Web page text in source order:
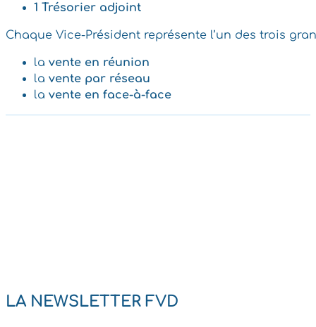
1 Trésorier adjoint
Chaque Vice-Président représente l’un des trois
la vente en réunion
la vente par réseau
la vente en face-à-face
LA NEWSLETTER FVD